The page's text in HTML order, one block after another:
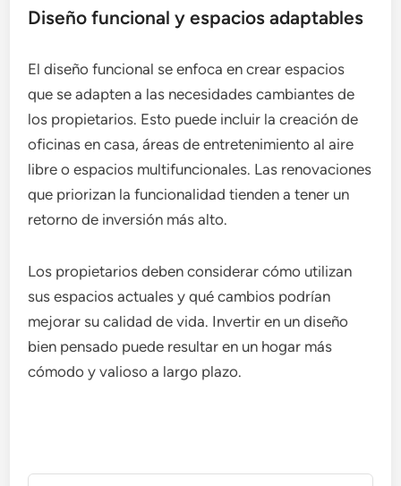
Diseño funcional y espacios adaptables
El diseño funcional se enfoca en crear espacios
que se adapten a las necesidades cambiantes de
los propietarios. Esto puede incluir la creación de
oficinas en casa, áreas de entretenimiento al aire
libre o espacios multifuncionales. Las renovaciones
que priorizan la funcionalidad tienden a tener un
retorno de inversión más alto.
Los propietarios deben considerar cómo utilizan
sus espacios actuales y qué cambios podrían
mejorar su calidad de vida. Invertir en un diseño
bien pensado puede resultar en un hogar más
cómodo y valioso a largo plazo.